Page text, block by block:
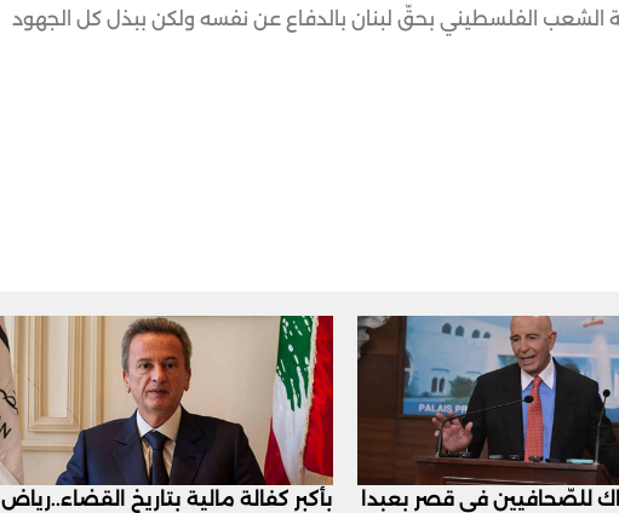
الشعب الفلسطيني بحقّ لبنان بالدفاع عن نفسه ولكن ببذل كل الجهود
للصّحافيين في قصر بعبدا
بأكبر كفالة مالية بتاريخ القضاء..رياض